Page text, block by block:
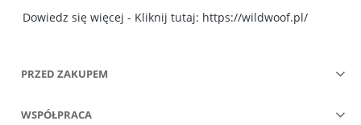
Dowiedz się więcej - Kliknij tutaj: https://wildwoof.pl/
PRZED ZAKUPEM
WSPÓŁPRACA